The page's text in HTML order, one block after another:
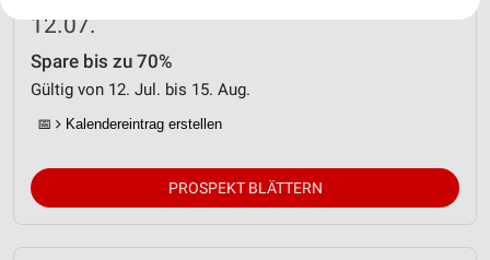
12.07.
Spare bis zu 70%
Gültig von 12. Jul. bis 15. Aug.
📅 Kalendereintrag erstellen
PROSPEKT BLÄTTERN
Website/App.
Partnerliste anzeigen (1 IAB-Anbieter)
Wir nutzen Ihre Daten für folgende Zwecke:
Verwendung reduzierter Daten zur Auswahl von